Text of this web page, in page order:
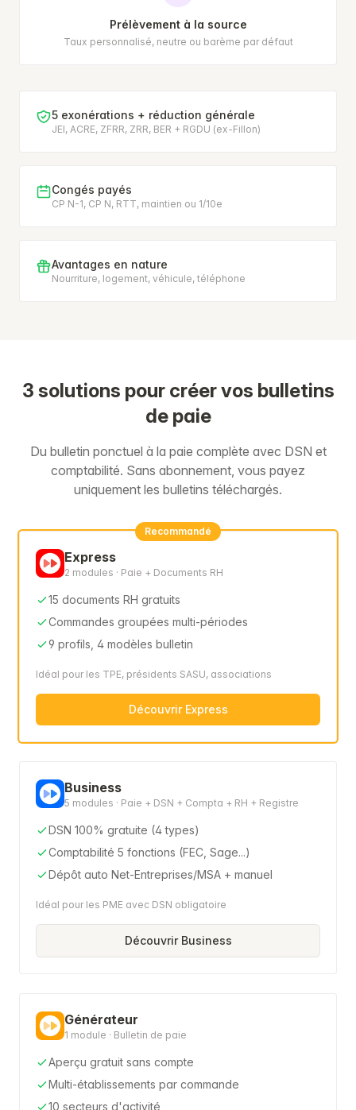
Prélèvement à la source
Taux personnalisé, neutre ou barème par défaut
5 exonérations + réduction générale
JEI, ACRE, ZFRR, ZRR, BER + RGDU (ex-Fillon)
Congés payés
CP N-1, CP N, RTT, maintien ou 1/10e
Avantages en nature
Nourriture, logement, véhicule, téléphone
3 solutions pour créer vos bulletins
de paie
Du bulletin ponctuel à la paie complète avec DSN et
comptabilité. Sans abonnement, vous payez
uniquement les bulletins téléchargés.
Recommandé
Express
2 modules · Paie + Documents RH
15 documents RH gratuits
Commandes groupées multi-périodes
9 profils, 4 modèles bulletin
Idéal pour les TPE, présidents SASU, associations
Découvrir Express
Business
5 modules · Paie + DSN + Compta + RH + Registre
DSN 100% gratuite (4 types)
Comptabilité 5 fonctions (FEC, Sage...)
Dépôt auto Net-Entreprises/MSA + manuel
Idéal pour les PME avec DSN obligatoire
Découvrir Business
Générateur
1 module · Bulletin de paie
Aperçu gratuit sans compte
Multi-établissements par commande
10 secteurs d'activité